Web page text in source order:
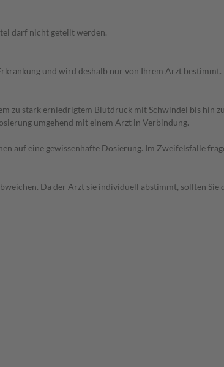
darf nicht geteilt werden.
und wird deshalb nur von Ihrem Arzt bestimmt.
zu stark erniedrigtem Blutdruck mit Schwindel bis hin
umgehend mit einem Arzt in Verbindung.
auf eine gewissenhafte Dosierung. Im Zweifelsfalle
Da der Arzt sie individuell abstimmt, sollten